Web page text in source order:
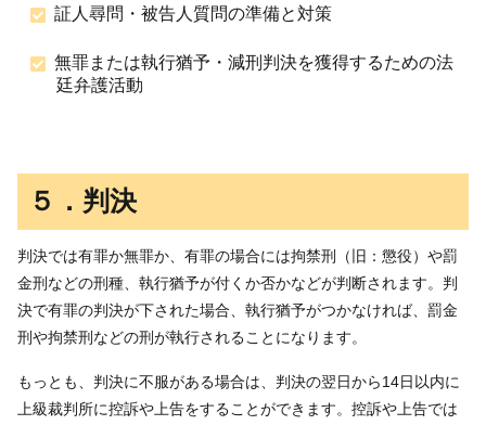
証人尋問・被告人質問の準備と対策
無罪または執行猶予・減刑判決を獲得するための法
廷弁護活動
５．判決
判決では有罪か無罪か、有罪の場合には拘禁刑（旧：懲役）や罰
金刑などの刑種、執行猶予が付くか否かなどが判断されます。判
決で有罪の判決が下された場合、執行猶予がつかなければ、罰金
刑や拘禁刑などの刑が執行されることになります。
もっとも、判決に不服がある場合は、判決の翌日から14日以内に
上級裁判所に控訴や上告をすることができます。控訴や上告では